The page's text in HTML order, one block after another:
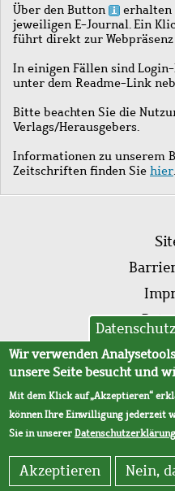
Über den Button
erhalten
jeweiligen E-Journal. Ein
führt direkt zur
In einigen Fällen sind
unter dem Readme-Link
Bitte beachten Sie die
Verlags/Herausgebers.
Informationen zu unserem
Zeitschriften finden Sie hier.
Wir verwenden
unsere Seite besucht und
Mit dem Klick auf „Akzeptieren“
können Ihre Einwilligung jederzeit
Sie in unserer
Akzeptieren Nein,